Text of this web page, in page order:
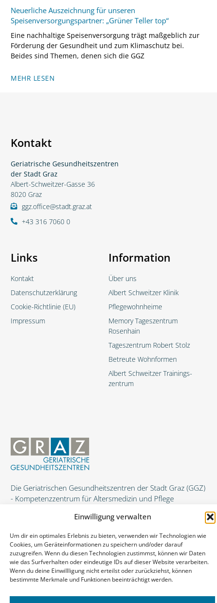
Einwilligung verwalten
Um dir ein optimales Erlebnis zu bieten, verwenden wir Technologien wie
Cookies, um Geräteinformationen zu speichern und/oder darauf
zuzugreifen. Wenn du diesen Technologien zustimmst, können wir Daten
wie das Surfverhalten oder eindeutige IDs auf dieser Website verarbeiten.
Wenn du deine Einwillligung nicht erteilst oder zurückziehst, können
bestimmte Merkmale und Funktionen beeinträchtigt werden.
Neuerliche Auszeichnung für unseren
Speisenversorgungspartner: „Grüner Teller top“
Eine nachhaltige Speisenversorgung trägt maßgeblich zur
Förderung der Gesundheit und zum Klimaschutz bei.
Beides sind Themen, denen sich die GGZ
MEHR LESEN
Die Geriatrischen Gesundheitszentren der Stadt Graz (GGZ)
- Kompetenzzentrum für Altersmedizin und Pflege
Information
Über uns
Albert Schweitzer Klinik
Pflegewohnheime
Memory Tageszentrum
Rosenhain
Tageszentrum Robert Stolz
Betreute Wohnformen
Albert Schweitzer Trainings­
zentrum
Links
Kontakt
Datenschutzerklärung
Cookie-Richtlinie (EU)
Impressum
Kontakt
Geriatrische Gesundheitszentren
der Stadt Graz
Albert-Schweitzer-Gasse 36
8020 Graz
ggz.office@stadt.graz.at
+43 316 7060 0
© 2026 Geriatrische Gesundheitszentren der Stadt Graz